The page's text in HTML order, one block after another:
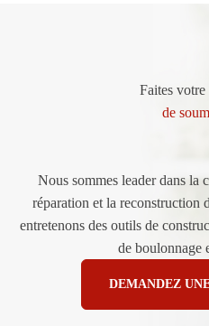
Faites votre
de
Nous sommes leader dans la
réparation et la reconstruction
entretenons des outils de
de boulonnage
DEMANDEZ